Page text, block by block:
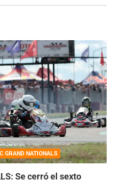
GRAND NATIONALS
Se cerró el sexto